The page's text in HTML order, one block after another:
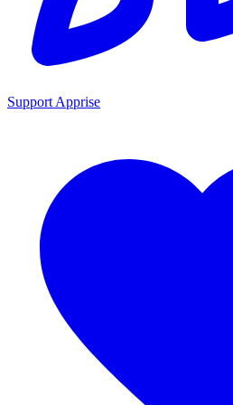
Support Apprise